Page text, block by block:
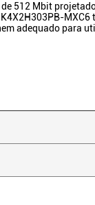
512 Mbit
adequado para